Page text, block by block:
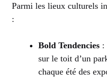
Parmi les lieux culturels
:
Bold Tendencies :
sur le toit d’un
chaque été des